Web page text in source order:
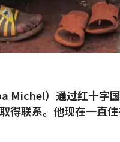
Michel）通过红十字
得联系。他现在一直